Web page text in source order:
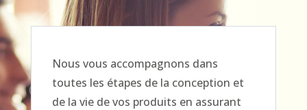
Nous vous accompagnons dans
toutes les étapes de la conception et
de la vie de vos produits en assurant